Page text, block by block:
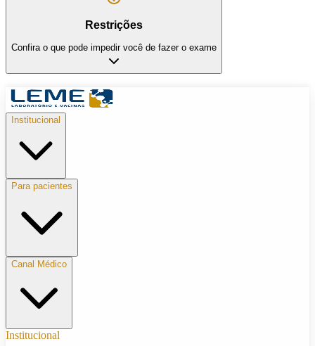
Restrições
Confira o que pode impedir você de fazer o exame
Institucional
Para pacientes
Canal Médico
Institucional